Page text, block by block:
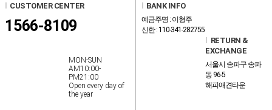
l CUSTOMER CENTER
1566-8109
MON-SUN
AM10:00-
PM21:00
Open every day of
the year
l BANK INFO
예금주명 : 이형주
신한 : 110-341-282755
l RETURN &
EXCHANGE
서울시 송파구 송파
동 96-5
해피애견타운